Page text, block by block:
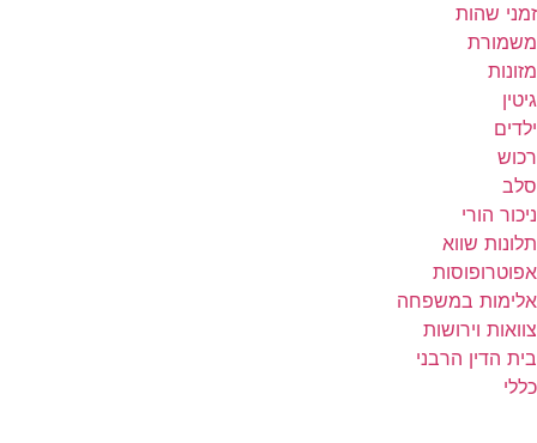
זמני שהות
משמורת
מזונות
גיטין
ילדים
רכוש
סלב
ניכור הורי
תלונות שווא
אפוטרופוסות
אלימות במשפחה
צוואות וירושות
בית הדין הרבני
כללי